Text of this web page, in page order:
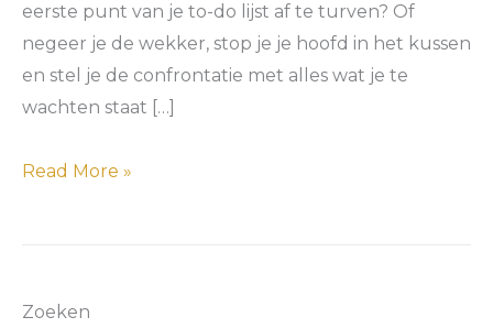
eerste punt van je to-do lijst af te turven? Of
negeer je de wekker, stop je je hoofd in het kussen
en stel je de confrontatie met alles wat je te
wachten staat […]
Zin
Read More »
Zoeken